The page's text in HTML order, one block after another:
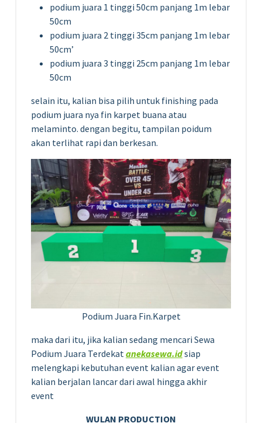
podium juara 1 tinggi 50cm panjang 1m lebar
50cm
podium juara 2 tinggi 35cm panjang 1m lebar
50cm’
podium juara 3 tinggi 25cm panjang 1m lebar
50cm
selain itu, kalian bisa pilih untuk finishing pada
podium juara nya fin karpet buana atau
melaminto. dengan begitu, tampilan poidum
akan terlihat rapi dan berkesan.
Podium Juara Fin.Karpet
maka dari itu, jika kalian sedang mencari Sewa
Podium Juara Terdekat anekasewa.idsiap
melengkapi kebutuhan event kalian agar event
kalian berjalan lancar dari awal hingga akhir
event
WULAN PRODUCTION